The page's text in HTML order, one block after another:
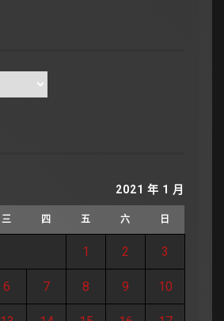
2021 年 1 月
三 四 五 六 日
1 2 3
6 7 8 9 10